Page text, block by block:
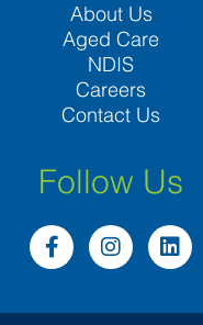
About Us
Aged Care
NDIS
Careers
Contact Us
Follow Us
F
a
I
n
L
i